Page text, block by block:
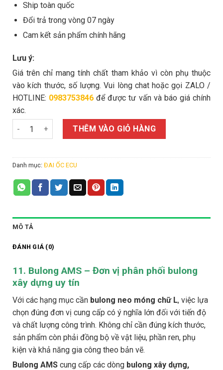
Ship toàn quốc
Đổi trả trong vòng 07 ngày
Cam kết sản phẩm chính hãng
Lưu ý:
Giá trên chỉ mang tính chất tham khảo vì còn phụ thuộc
vào kích thước, số lượng. Vui lòng chat hoặc gọi ZALO /
HOTLINE: 0983753846 để được tư vấn và báo giá chính
xác.
Ecu M14 mạ kẽm số lượngTHÊM VÀO GIỎ HÀNG
Danh mục: ĐAI ỐC ECU
MÔ TẢ
ĐÁNH GIÁ (0)
11. Bulong AMS – Đơn vị phân phối bulong
xây dựng uy tín
Với các hạng mục cần bulong neo móng chữ L, việc lựa
chọn đúng đơn vị cung cấp có ý nghĩa lớn đối với tiến độ
và chất lượng công trình. Không chỉ cần đúng kích thước,
sản phẩm còn phải đồng bộ về vật liệu, phần ren, phụ
kiện và khả năng gia công theo bản vẽ.
Bulong AMS cung cấp các dòng bulong xây dựng,